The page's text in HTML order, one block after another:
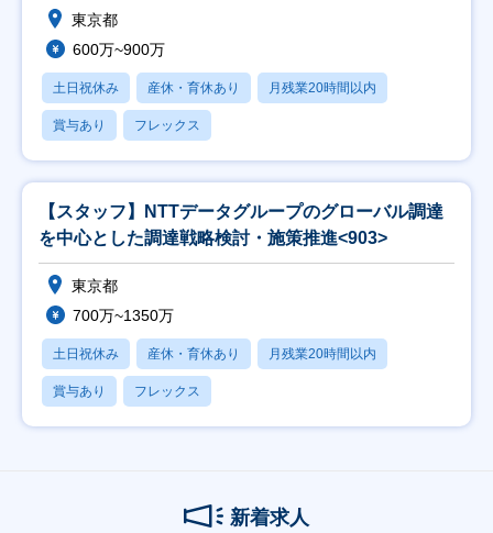
東京都
600万~900万
土日祝休み 産休・育休あり 月残業20時間以内
賞与あり フレックス
【スタッフ】NTTデータグループのグローバル調達
を中心とした調達戦略検討・施策推進<903>
東京都
700万~1350万
土日祝休み 産休・育休あり 月残業20時間以内
賞与あり フレックス
新着求人